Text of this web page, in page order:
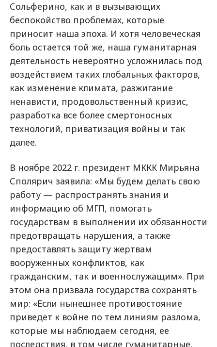
Сольферино, как и в вызывающих
беспокойство проблемах, которые
приносит наша эпоха. И хотя человеческая
боль остается той же, наша гуманитарная
деятельность невероятно усложнилась под
воздействием таких глобальных факторов,
как изменение климата, разжигание
ненависти, продовольственный кризис,
разработка все более смертоносных
технологий, приватизация войны и так
далее.
В ноябре 2022 г. президент МККК Мирьяна
Сполярич заявила: «Мы будем делать свою
работу — распространять знания и
информацию об МГП, помогать
государствам в выполнении их обязанности
предотвращать нарушения, а также
предоставлять защиту жертвам
вооруженных конфликтов, как
гражданским, так и военнослужащим». При
этом она призвала государства сохранять
мир: «Если нынешнее противостояние
приведет к войне по тем линиям разлома,
которые мы наблюдаем сегодня, ее
последствия, в том числе гуманитарные,